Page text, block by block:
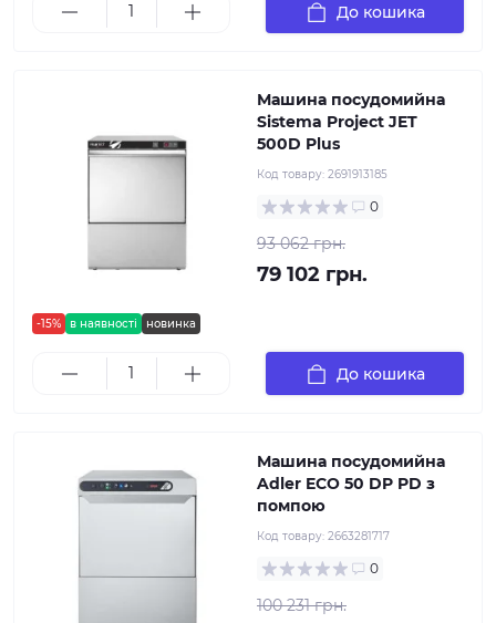
До кошика
-15% в наявності новинка
Машина посудомийна
Sistema Project JET
500D Plus
Код товару: 2691913185
0
93 062 грн.
79 102 грн.
До кошика
Машина посудомийна
Adler ECO 50 DP PD з
помпою
Код товару: 2663281717
0
100 231 грн.